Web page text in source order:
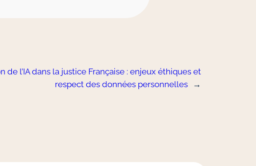
de l’IA dans la justice Française : enjeux éthiques et
respect des données personnelles
→